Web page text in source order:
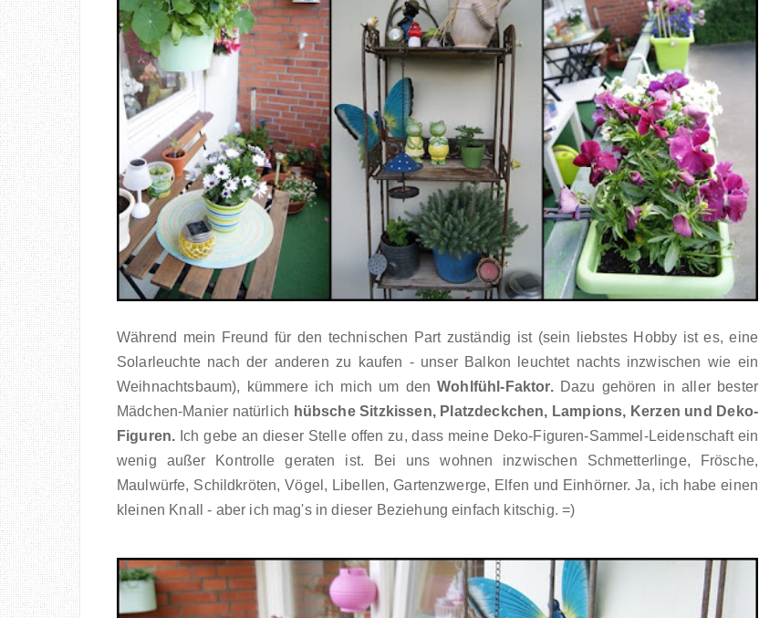
Während mein Freund für den technischen Part zuständig ist (sein liebstes Hobby ist es, eine
Solarleuchte nach der anderen zu kaufen - unser Balkon leuchtet nachts inzwischen wie ein
Weihnachtsbaum), kümmere ich mich um denWohlfühl-Faktor.Dazu gehören in aller bester
Mädchen-Manier natürlich hübsche Sitzkissen, Platzdeckchen, Lampions, Kerzen und Deko-
Figuren. Ich gebe an dieser Stelle offen zu, dass meine Deko-Figuren-Sammel-Leidenschaft ein
wenig außer Kontrolle geraten ist. Bei uns wohnen inzwischen Schmetterlinge, Frösche,
Maulwürfe, Schildkröten, Vögel, Libellen, Gartenzwerge, Elfen und Einhörner. Ja, ich habe einen
kleinen Knall - aber ich mag's in dieser Beziehung einfach kitschig. =)